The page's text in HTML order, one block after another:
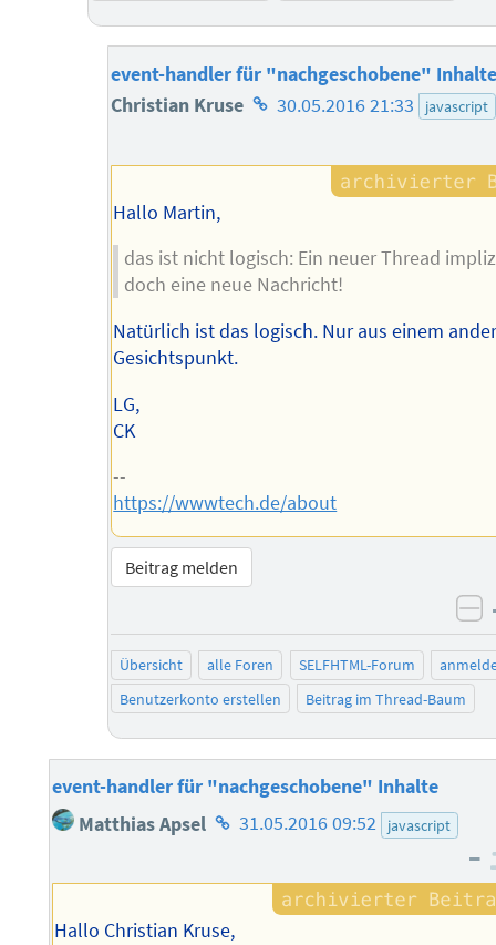
event-handler für "nachgeschobene" Inhalte
Christian Kruse Homepage
Autors
30.05.2016 21:33 javascript
Hallo Martin,
das ist nicht logisch: Ein neuer Thread
doch eine neue Nachricht!
Natürlich ist das logisch. Nur aus einem
Gesichtspunkt.
LG,
CK
--
https://wwwtech.de/about
Beitrag melden
Übersicht alle Foren SELFHTML-Forum
Benutzerkonto erstellen
Beitrag im Thread-Baum
event-handler für "nachgeschobene" Inhalte
Matthias Apsel Homepage
Autors
31.05.2016 09:52 javascript
–
Hallo Christian Kruse,